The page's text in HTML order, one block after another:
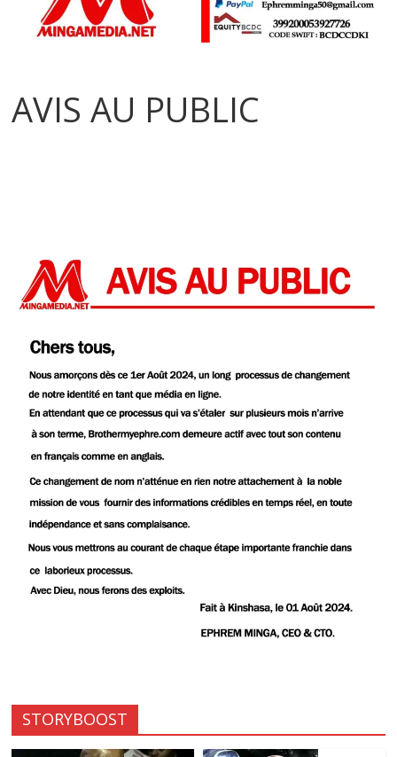
AVIS AU PUBLIC
STORYBOOST